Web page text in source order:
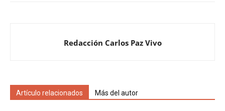
Redacción Carlos Paz Vivo
Artículo relacionados Más del autor